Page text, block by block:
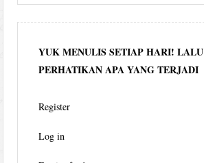
YUK MENULIS SETIAP HARI! LALU
PERHATIKAN APA YANG TERJADI
Register
Log in